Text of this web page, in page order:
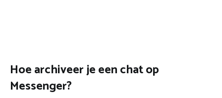
Hoe archiveer je een chat op
Messenger?